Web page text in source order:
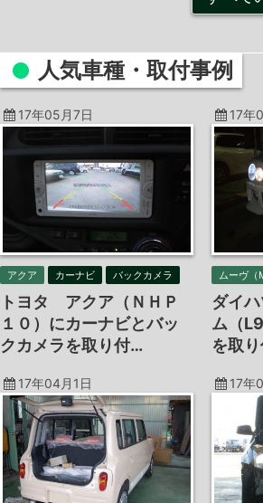
人気車種・ 取付事例
17年05月7日
アクア カーナビ バックカメラ
トヨタ アクア（ＮＨＰ
１０）にカーナビとバッ
クカメラを取り付…
17年
ムーヴ（
ダイ
ム（
を取
17年04月1日 17年